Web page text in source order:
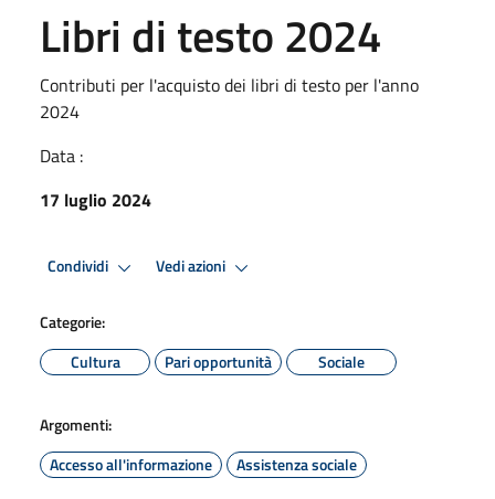
Libri di testo 2024
Contributi per l'acquisto dei libri di testo per l'anno
2024
Data :
17 luglio 2024
Condividi Vedi azioni
Categorie:
Cultura
Pari opportunità Sociale
Argomenti:
Accesso all'informazione
Assistenza sociale